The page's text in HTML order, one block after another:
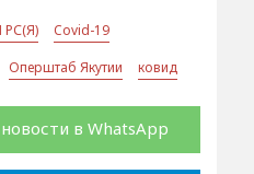
РС(Я)
Covid-19
Оперштаб Якутии ковид
в WhatsApp